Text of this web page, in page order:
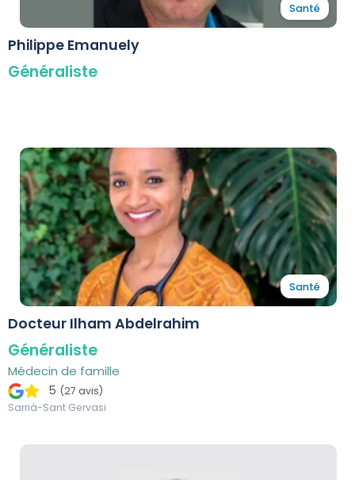
Santé
Philippe Emanuely
Généraliste
Santé
Docteur Ilham Abdelrahim
Généraliste
Médecin de famille
5 (27 avis)
Sarrià-Sant Gervasi